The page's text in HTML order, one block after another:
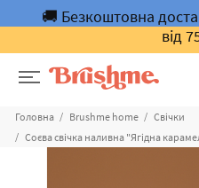
🚚 Безкоштовна
від
Головна Brushme home
Cвічки
Соєва свічка наливна "Ягідна